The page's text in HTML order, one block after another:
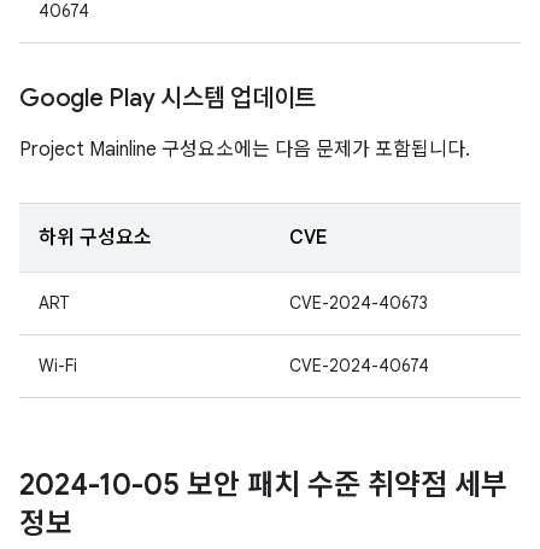
40674
Google Play 시스템 업데이트
Project Mainline 구성요소에는 다음 문제가 포함됩니다.
하위 구성요소 CVE
ART CVE-2024-40673
Wi-Fi CVE-2024-40674
2024-10-05 보안 패치 수준 취약점 세부
정보